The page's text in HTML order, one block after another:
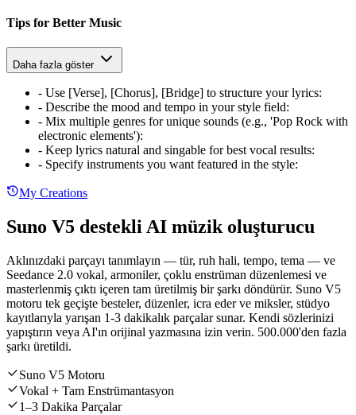
Tips for Better Music
Daha fazla göster
- Use [Verse], [Chorus], [Bridge] to structure your lyrics:
- Describe the mood and tempo in your style field:
- Mix multiple genres for unique sounds (e.g., 'Pop Rock with
electronic elements'):
- Keep lyrics natural and singable for best vocal results:
- Specify instruments you want featured in the style:
My Creations
Suno V5 destekli AI müzik oluşturucu
Aklınızdaki parçayı tanımlayın — tür, ruh hali, tempo, tema — ve
Seedance 2.0 vokal, armoniler, çoklu enstrüman düzenlemesi ve
masterlenmiş çıktı içeren tam üretilmiş bir şarkı döndürür. Suno V5
motoru tek geçişte besteler, düzenler, icra eder ve miksler, stüdyo
kayıtlarıyla yarışan 1-3 dakikalık parçalar sunar. Kendi sözlerinizi
yapıştırın veya AI'ın orijinal yazmasına izin verin. 500.000'den fazla
şarkı üretildi.
Suno V5 Motoru
Vokal + Tam Enstrümantasyon
1–3 Dakika Parçalar